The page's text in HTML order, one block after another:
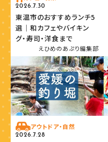
2026.7.30
東温市のおすすめランチ5
選｜和カフェやバイキン
グ・寿司・洋食まで
えひめのあぷり編集部
アウトドア・自然
2026.7.28